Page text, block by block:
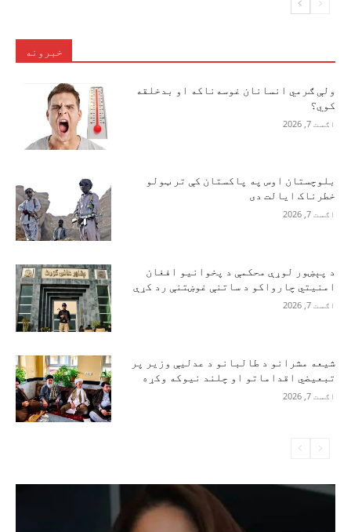
خبرونه
ولې ګرمي انسانان غوسه‌ناکه او بدخلقه
کوي؟
اګست 7, 2026
بلوچستان اوس په پاکستان کې تر ټولو
خطرناک ایالت دی
اګست 7, 2026
د پېښور لوړې محکمې د پخوانیو افغان
امنیتي چارواکو د ساتنې غوښتنې رد کړې
اګست 7, 2026
شیعه مشرانو د طالبانو د عدلیې وزیر پر
تبعیضي اقداماتو او چلند نیوکه وکړه
اګست 7, 2026